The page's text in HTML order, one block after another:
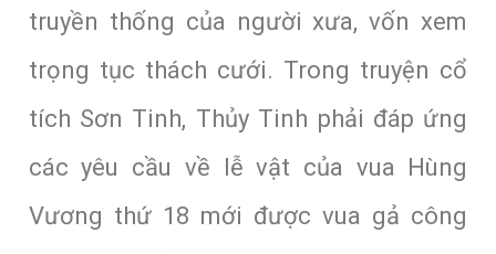
truyền thống của người xưa, vốn xem
trọng tục thách cưới. Trong truyện cổ
tích Sơn Tinh, Thủy Tinh phải đáp ứng
các yêu cầu về lễ vật của vua Hùng
Vương thứ 18 mới được vua gả công